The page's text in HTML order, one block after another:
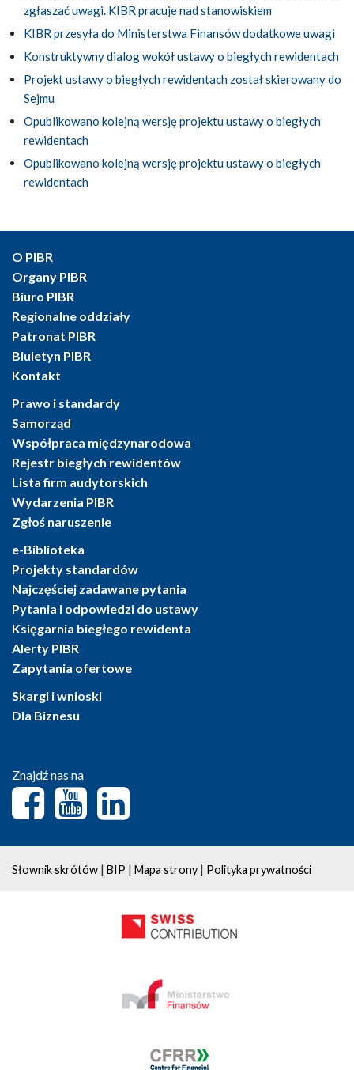
zgłaszać uwagi. KIBR pracuje nad stanowiskiem
KIBR przesyła do Ministerstwa Finansów dodatkowe uwagi
Konstruktywny dialog wokół ustawy o biegłych rewidentach
Projekt ustawy o biegłych rewidentach został skierowany do
Sejmu
Opublikowano kolejną wersję projektu ustawy o biegłych
rewidentach
Opublikowano kolejną wersję projektu ustawy o biegłych
rewidentach
O PIBR
Organy PIBR
Biuro PIBR
Regionalne oddziały
Patronat PIBR
Biuletyn PIBR
Kontakt
Prawo i standardy
Samorząd
Współpraca międzynarodowa
Rejestr biegłych rewidentów
Lista firm audytorskich
Wydarzenia PIBR
Zgłoś naruszenie
e-Biblioteka
Projekty standardów
Najczęściej zadawane pytania
Pytania i odpowiedzi do ustawy
Księgarnia biegłego rewidenta
Alerty PIBR
Zapytania ofertowe
Skargi i wnioski
Dla Biznesu
Znajdź nas na
Słownik skrótów | BIP | Mapa strony | Polityka prywatności